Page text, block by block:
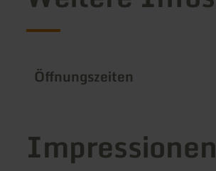
Öffnungszeiten
Impressionen